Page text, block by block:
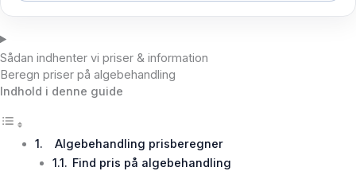
Sådan indhenter vi priser & information
Beregn priser på algebehandling
Indhold i denne guide
Algebehandling prisberegner
Find pris på algebehandling